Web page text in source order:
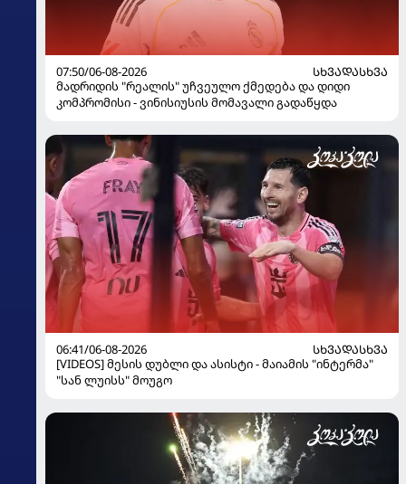
07:50/06-08-2026
ᲡᲮᲕᲐᲓᲐᲡᲮᲕᲐ
მადრიდის "რეალის" უჩვეულო ქმედება და დიდი
კომპრომისი - ვინისიუსის მომავალი გადაწყდა
06:41/06-08-2026
ᲡᲮᲕᲐᲓᲐᲡᲮᲕᲐ
[VIDEOS] მესის დუბლი და ასისტი - მაიამის "ინტერმა"
"სან ლუისს" მოუგო